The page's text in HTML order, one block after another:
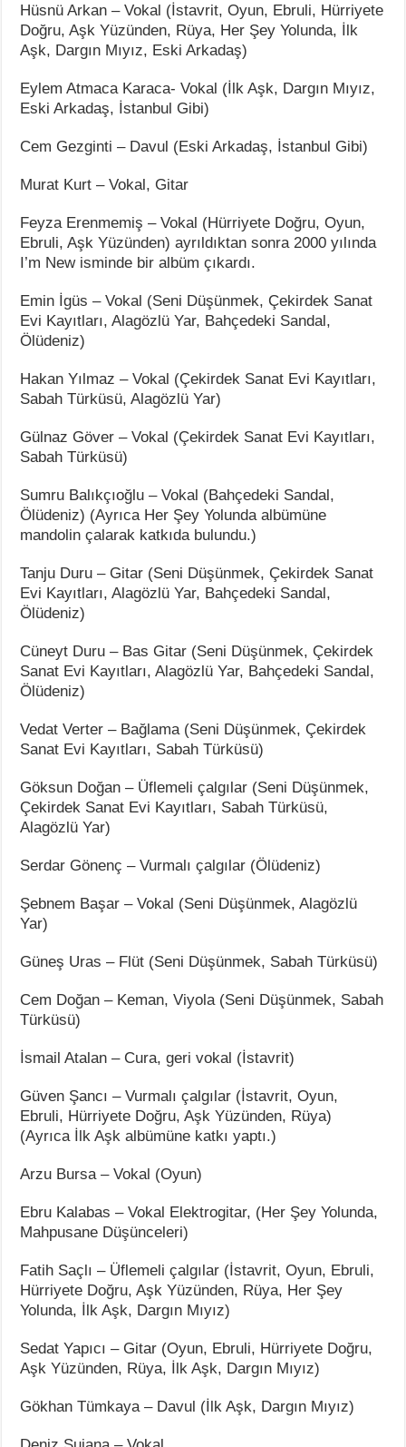
Hüsnü Arkan – Vokal (İstavrit, Oyun, Ebruli, Hürriyete
Doğru, Aşk Yüzünden, Rüya, Her Şey Yolunda, İlk
Aşk, Dargın Mıyız, Eski Arkadaş)
Eylem Atmaca Karaca- Vokal (İlk Aşk, Dargın Mıyız,
Eski Arkadaş, İstanbul Gibi)
Cem Gezginti – Davul (Eski Arkadaş, İstanbul Gibi)
Murat Kurt – Vokal, Gitar
Feyza Erenmemiş – Vokal (Hürriyete Doğru, Oyun,
Ebruli, Aşk Yüzünden) ayrıldıktan sonra 2000 yılında
I’m New isminde bir albüm çıkardı.
Emin İgüs – Vokal (Seni Düşünmek, Çekirdek Sanat
Evi Kayıtları, Alagözlü Yar, Bahçedeki Sandal,
Ölüdeniz)
Hakan Yılmaz – Vokal (Çekirdek Sanat Evi Kayıtları,
Sabah Türküsü, Alagözlü Yar)
Gülnaz Göver – Vokal (Çekirdek Sanat Evi Kayıtları,
Sabah Türküsü)
Sumru Balıkçıoğlu – Vokal (Bahçedeki Sandal,
Ölüdeniz) (Ayrıca Her Şey Yolunda albümüne
mandolin çalarak katkıda bulundu.)
Tanju Duru – Gitar (Seni Düşünmek, Çekirdek Sanat
Evi Kayıtları, Alagözlü Yar, Bahçedeki Sandal,
Ölüdeniz)
Cüneyt Duru – Bas Gitar (Seni Düşünmek, Çekirdek
Sanat Evi Kayıtları, Alagözlü Yar, Bahçedeki Sandal,
Ölüdeniz)
Vedat Verter – Bağlama (Seni Düşünmek, Çekirdek
Sanat Evi Kayıtları, Sabah Türküsü)
Göksun Doğan – Üflemeli çalgılar (Seni Düşünmek,
Çekirdek Sanat Evi Kayıtları, Sabah Türküsü,
Alagözlü Yar)
Serdar Gönenç – Vurmalı çalgılar (Ölüdeniz)
Şebnem Başar – Vokal (Seni Düşünmek, Alagözlü
Yar)
Güneş Uras – Flüt (Seni Düşünmek, Sabah Türküsü)
Cem Doğan – Keman, Viyola (Seni Düşünmek, Sabah
Türküsü)
İsmail Atalan – Cura, geri vokal (İstavrit)
Güven Şancı – Vurmalı çalgılar (İstavrit, Oyun,
Ebruli, Hürriyete Doğru, Aşk Yüzünden, Rüya)
(Ayrıca İlk Aşk albümüne katkı yaptı.)
Arzu Bursa – Vokal (Oyun)
Ebru Kalabas – Vokal Elektrogitar, (Her Şey Yolunda,
Mahpusane Düşünceleri)
Fatih Saçlı – Üflemeli çalgılar (İstavrit, Oyun, Ebruli,
Hürriyete Doğru, Aşk Yüzünden, Rüya, Her Şey
Yolunda, İlk Aşk, Dargın Mıyız)
Sedat Yapıcı – Gitar (Oyun, Ebruli, Hürriyete Doğru,
Aşk Yüzünden, Rüya, İlk Aşk, Dargın Mıyız)
Gökhan Tümkaya – Davul (İlk Aşk, Dargın Mıyız)